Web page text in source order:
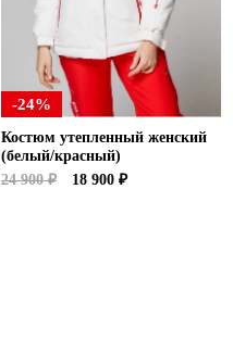
-24%
Костюм утепленный женский
(белый/красный)
24 900 ₽
18 900 ₽